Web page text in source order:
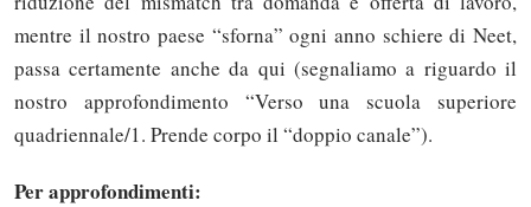
mentre il nostro paese “sforna” ogni anno schiere di Neet,
passa certamente anche da qui (segnaliamo a riguardo il
nostro approfondimento “Verso una scuola superiore
quadriennale/1. Prende corpo il “doppio canale”).
Per approfondimenti: